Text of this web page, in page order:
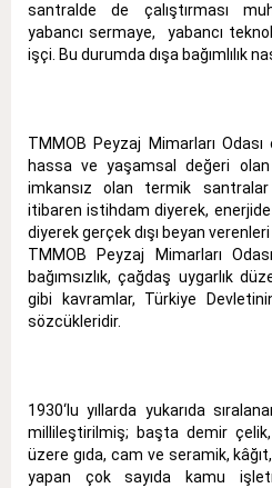
santralde de çalıştırması
yabancı sermaye, yabancı
işçi. Bu durumda dışa bağımlılık
TMMOB Peyzaj Mimarları
hassa ve yaşamsal değeri olan
imkansız olan termik santralar
itibaren istihdam diyerek, enerjide
diyerek gerçek dışı beyan
TMMOB Peyzaj Mimarları
bağımsızlık, çağdaş uygarlık
gibi kavramlar, Türkiye
sözcükleridir.
1930‘lu yıllarda yukarıda
millileştirilmiş; başta demir
üzere gıda, cam ve seramik,
yapan çok sayıda kamu